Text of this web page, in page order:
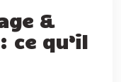
&
ce qu’il